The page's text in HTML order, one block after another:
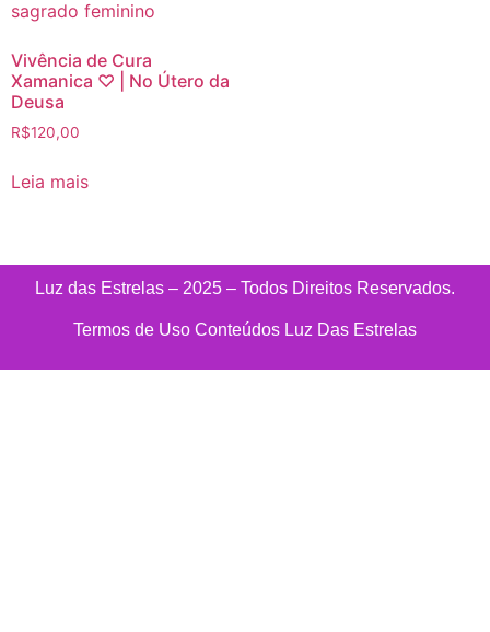
Vivência de Cura
Xamanica ♡ | No Útero da
Deusa
R$120,00
Leia mais
Luz das Estrelas – 2025 – Todos Direitos Reservados.
Termos de Uso Conteúdos Luz Das Estrelas